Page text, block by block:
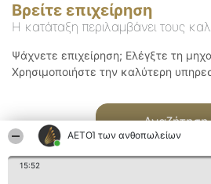
ΑΕΤΟΊ των ανθοπωλείων
15:52
Βρείτε επιχείρηση
Η κατάταξη περιλαμβάνει τους
Ψάχνετε επιχείρηση; Ελέγξτε τη
Χρησιμοποιήστε την καλύτερη
Αναζήτηση